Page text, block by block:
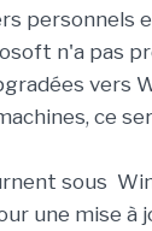
personnels
n'a pas
vers
ce
sous
une mise à